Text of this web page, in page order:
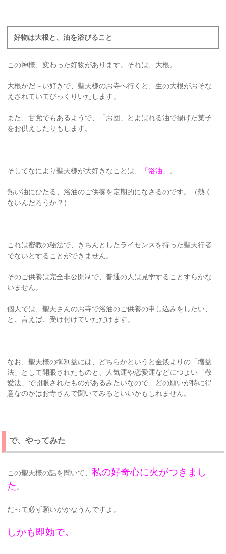
好物は大根と、油を浴びること
この神様、変わった好物があります。それは、大根。
大根がだ～い好きで、聖天様のお寺へ行くと、生の大根がおそな
えされていてびっくりいたします。
また、甘党でもあるようで、「お団」とよばれる油で揚げた菓子
をお供えしたりもします。
そしてなにより聖天様が大好きなことは、 「浴油」 。
熱い油にひたる、浴油のご供養を定期的になさるのです。（熱く
ないんだろうか？）
これは密教の秘法で、きちんとしたライセンスを持った聖天行者
でないとすることができません。
そのご供養は完全非公開制で、普通の人は見学することすらかな
いません。
個人では、聖天さんのお寺で浴油のご供養の申し込みをしたい、
と、言えば、受け付けていただけます。
なお、聖天様の御利益には、どちらかというと金銭よりの「増益
法」として開眼されたものと、人気運や恋愛運などにつよい「敬
愛法」で開眼されたものがあるみたいなので、どの願いが特に得
意なのかはお寺さんで聞いてみるといいかもしれません。
で、やってみた
この聖天様の話を聞いて、私の好奇心に火がつきまし
た。
だって必ず願いがかなうんですよ。
しかも即効で。